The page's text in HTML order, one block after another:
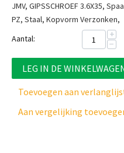
JMV, GIPSSCHROEF 3.6X35,
PZ, Staal, Kopvorm Verzonken,
Aantal:
+
−
LEG IN DE
Toevoegen aan
Aan vergelijking